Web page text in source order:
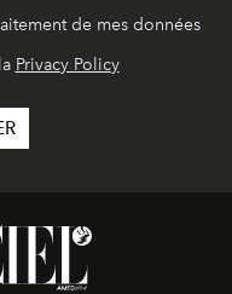
de mes données
Privacy Policy